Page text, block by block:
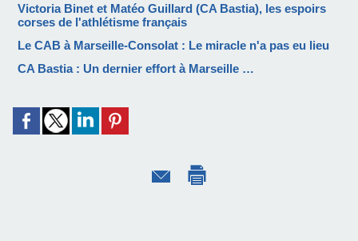
Victoria Binet et Matéo Guillard (CA Bastia), les espoirs
corses de l'athlétisme français
Le CAB à Marseille-Consolat : Le miracle n'a pas eu lieu
CA Bastia : Un dernier effort à Marseille …